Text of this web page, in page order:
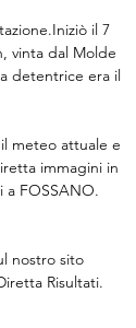
il 7
vinta dal Molde
detentrice era il
meteo attuale e
immagini in
a FOSSANO.
nostro sito
Risultati.